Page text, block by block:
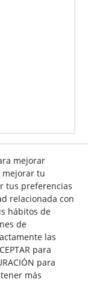
mejorar
mejorar tu
tus preferencias
relacionada con
hábitos de
de
las
para
para
más